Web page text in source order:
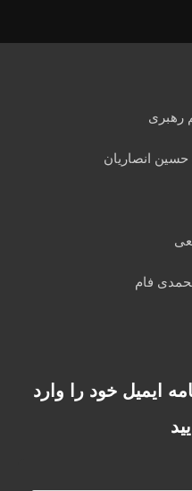
رهبری
حسین انصاریان
فام
ایمیل خود را وارد